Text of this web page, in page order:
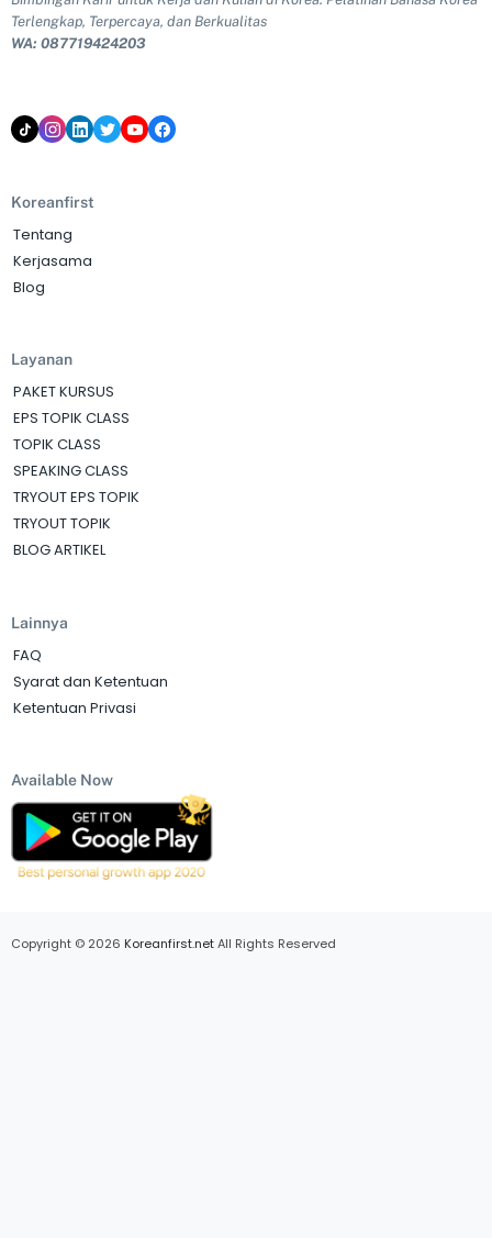
Terlengkap, Terpercaya, dan Berkualitas
WA: 087719424203
Koreanfirst
Tentang
Kerjasama
Blog
Layanan
PAKET KURSUS
EPS TOPIK CLASS
TOPIK CLASS
SPEAKING CLASS
TRYOUT EPS TOPIK
TRYOUT TOPIK
BLOG ARTIKEL
Lainnya
FAQ
Syarat dan Ketentuan
Ketentuan Privasi
Available Now
Copyright © 2026 Koreanfirst.netAll Rights Reserved